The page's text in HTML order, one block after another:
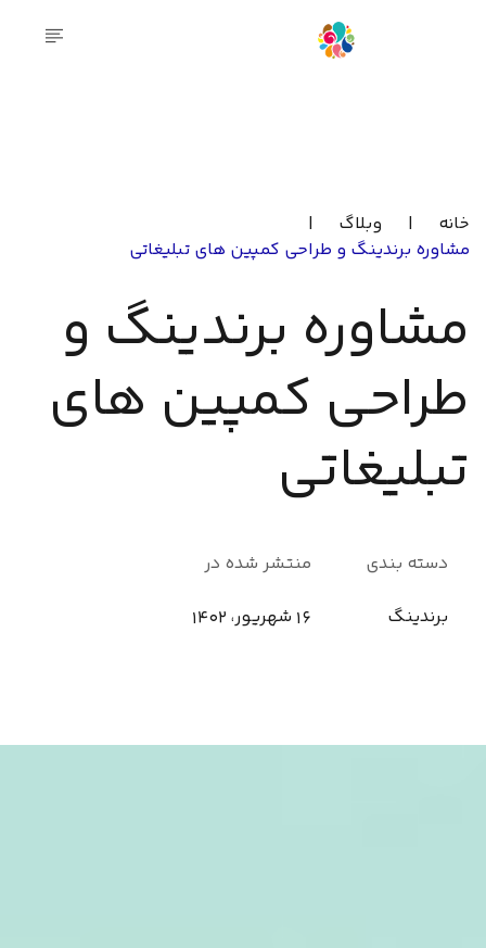
خانه | وبلاگ
|
مشاوره برندینگ و طراحی کمپین های تبلیغاتی
مشاوره برندینگ و
طراحی کمپین های
تبلیغاتی
دسته بندی
برندینگ
منتشر شده در
16 شهریور، 1402